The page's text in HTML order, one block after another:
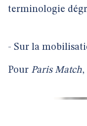
terminologie
- Sur la
Pour Paris Match,